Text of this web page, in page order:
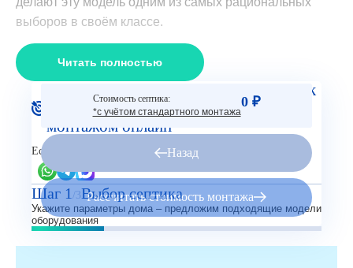
выборов в своём классе.
Читать полностью
Рассчитайте стоимость Септик Росток
Дачный с насосным отсеком с
монтажом онлайн
Есть вопросы?
Шаг 1 /3Выбор септика
Укажите параметры дома – предложим подходящие модели
оборудования
Назад
Стоимость септика:
*с учётом стандартного монтажа
0 ₽
Рассчитать стоимость монтажа